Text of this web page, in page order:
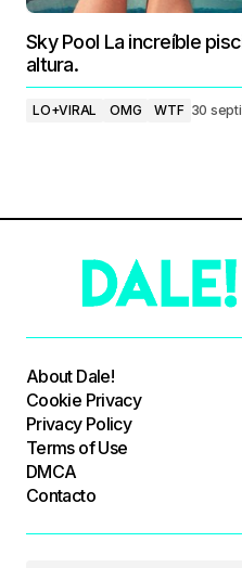
Sky Pool La increíble
altura.
LO+VIRAL OMG WTF 30
About Dale!
Cookie Privacy
Privacy Policy
Terms of Use
DMCA
Contacto